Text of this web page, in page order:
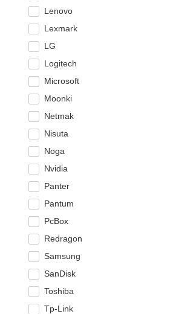
Lenovo
Lexmark
LG
Logitech
Microsoft
Moonki
Netmak
Nisuta
Noga
Nvidia
Panter
Pantum
PcBox
Redragon
Samsung
SanDisk
Toshiba
Tp-Link